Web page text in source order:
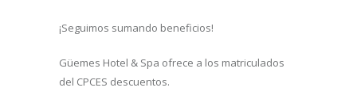
¡Seguimos sumando beneficios!
Güemes Hotel & Spa ofrece a los matriculados
del CPCES descuentos.